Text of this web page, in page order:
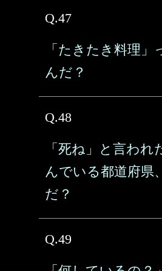
Q.47
「たきたき料理」
んだ？
Q.48
「死ね」と言われ
んでいる都道府県
だ？
Q.49